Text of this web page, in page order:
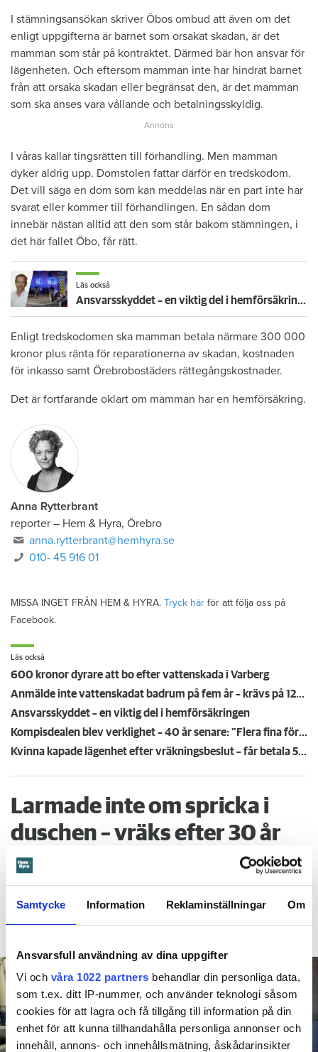
Samtycke Information Reklaminställningar Om
Ansvarsfull användning av dina uppgifter
Vi och våra 1022 partners behandlar din personliga data,
som t.ex. ditt IP-nummer, och använder teknologi såsom
cookies för att lagra och få tillgång till information på din
enhet för att kunna tillhandahålla personliga annonser och
innehåll, annons- och innehållsmätning, åskådarinsikter
I stämningsansökan skriver Öbos ombud att även om det
enligt uppgifterna är barnet som orsakat skadan, är det
mamman som står på kontraktet. Därmed bär hon ansvar för
lägenheten. Och eftersom mamman inte har hindrat barnet
från att orsaka skadan eller begränsat den, är det mamman
som ska anses vara vållande och betalningsskyldig.
I våras kallar tingsrätten till förhandling. Men mamman
dyker aldrig upp. Domstolen fattar därför en tredskodom.
Det vill säga en dom som kan meddelas när en part inte har
svarat eller kommer till förhandlingen. En sådan dom
innebär nästan alltid att den som står bakom stämningen, i
det här fallet Öbo, får rätt.
Läs också
Ansvarsskyddet – en viktig del i hemförsäkringen
Enligt tredskodomen ska mamman betala närmare 300 000
kronor plus ränta för reparationerna av skadan, kostnaden
för inkasso samt Örebrobostäders rättegångskostnader.
Det är fortfarande oklart om mamman har en hemförsäkring.
Anna Rytterbrant
reporter – Hem & Hyra, Örebro
anna.rytterbrant@hemhyra.se
010- 45 916 01
MISSA INGET FRÅN HEM & HYRA. Tryck här för att följa oss på
Facebook.
Läs också
600 kronor dyrare att bo efter vattenskada i Varberg
Anmälde inte vattenskadat badrum på fem år – krävs på 125 000 kronor
Ansvarsskyddet – en viktig del i hemförsäkringen
Kompisdealen blev verklighet – 40 år senare: "Flera fina fördelar med att dela bostad"
Kvinna kapade lägenhet efter vräkningsbeslut – får betala 50 000
Larmade inte om spricka i
duschen – vräks efter 30 år
4 AUGUSTI
Hyresgästen larmade inte om en spricka i
duschen som medförde en omfattande vattenskada. Nu